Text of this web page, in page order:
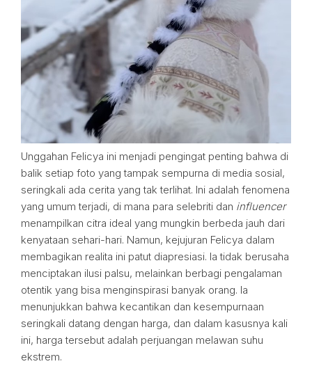
Unggahan Felicya ini menjadi pengingat penting bahwa di
balik setiap foto yang tampak sempurna di media sosial,
seringkali ada cerita yang tak terlihat. Ini adalah fenomena
yang umum terjadi, di mana para selebriti dan influencer
menampilkan citra ideal yang mungkin berbeda jauh dari
kenyataan sehari-hari. Namun, kejujuran Felicya dalam
membagikan realita ini patut diapresiasi. Ia tidak berusaha
menciptakan ilusi palsu, melainkan berbagi pengalaman
otentik yang bisa menginspirasi banyak orang. Ia
menunjukkan bahwa kecantikan dan kesempurnaan
seringkali datang dengan harga, dan dalam kasusnya kali
ini, harga tersebut adalah perjuangan melawan suhu
ekstrem.